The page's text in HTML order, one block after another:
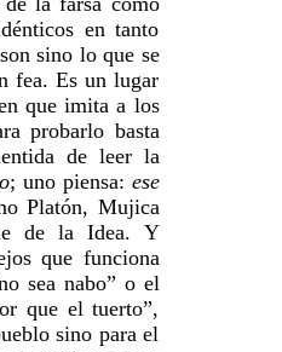
en tanto
sino lo que se
fea. Es un lugar
que imita a los
probarlo basta
de leer la
; uno piensa: ese
Platón, Mujica
de la Idea. Y
que funciona
sea nabo” o el
que el tuerto”,
sino para el